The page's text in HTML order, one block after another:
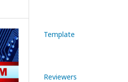
Template
Reviewers